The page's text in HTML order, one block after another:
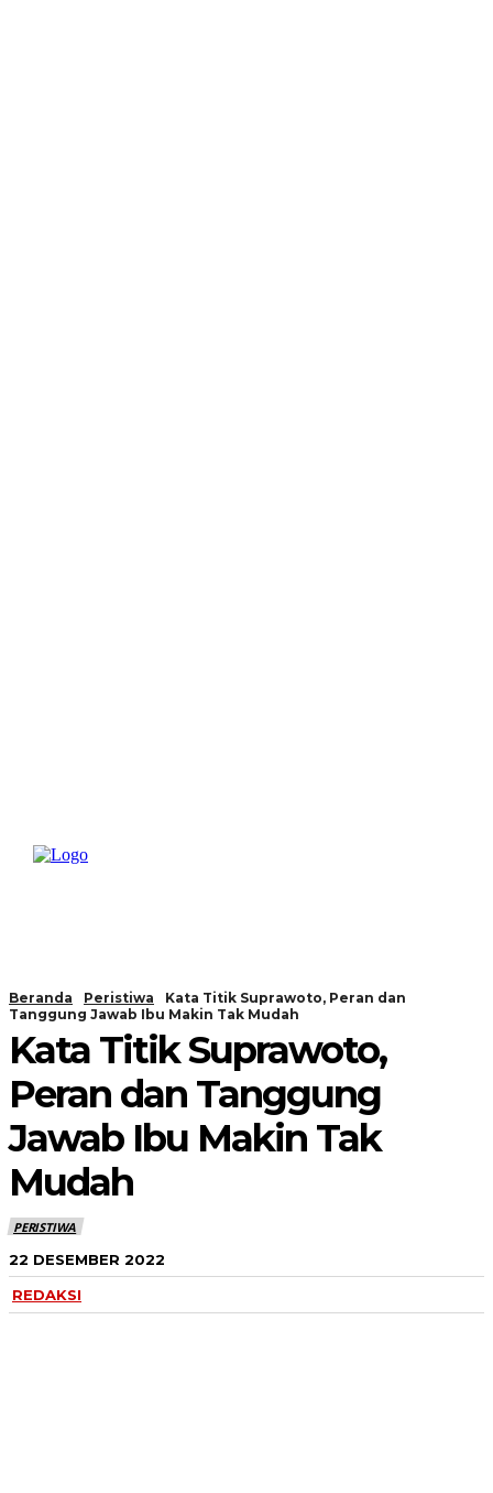
Beranda Peristiwa
Kata Titik Suprawoto, Peran dan
Tanggung Jawab Ibu Makin Tak Mudah
Kata Titik Suprawoto,
Peran dan Tanggung
Jawab Ibu Makin Tak
Mudah
PERISTIWA
22 DESEMBER 2022
REDAKSI